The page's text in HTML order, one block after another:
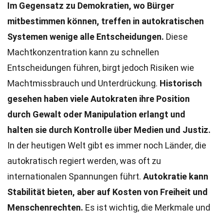
Im Gegensatz zu Demokratien, wo Bürger
mitbestimmen können, treffen in autokratischen
Systemen wenige alle Entscheidungen. Diese
Machtkonzentration kann zu schnellen
Entscheidungen führen, birgt jedoch Risiken wie
Machtmissbrauch und Unterdrückung. Historisch
gesehen haben viele Autokraten ihre Position
durch Gewalt oder Manipulation erlangt und
halten sie durch Kontrolle über Medien und Justiz.
In der heutigen Welt gibt es immer noch Länder, die
autokratisch regiert werden, was oft zu
internationalen Spannungen führt. Autokratie kann
Stabilität bieten, aber auf Kosten von Freiheit und
Menschenrechten. Es ist wichtig, die Merkmale und